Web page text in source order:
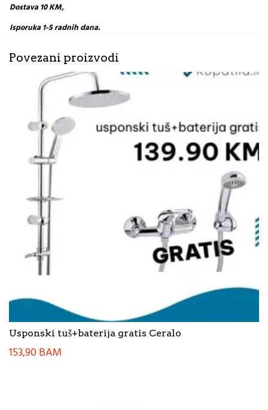
Dostava 10 KM,
Isporuka 1-5 radnih dana.
Povezani proizvodi
Usponski tuš+baterija gratis Ceralo
153,90BAM